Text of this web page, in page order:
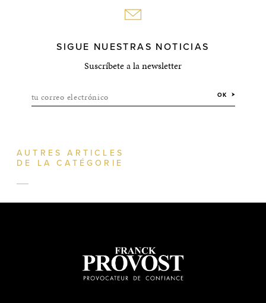
SIGUE NUESTRAS NOTICIAS
Suscríbete a la newsletter
tu correo electrónico OK
AUTRES ARTICLES
DE LA CATÉGORIE